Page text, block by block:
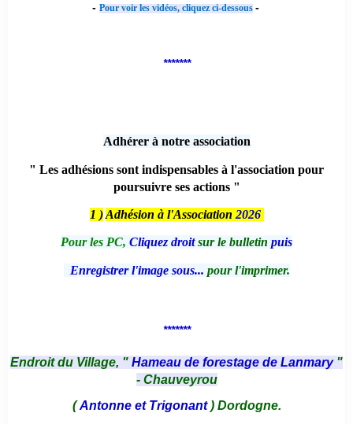
- Pour voir les vidéos, cliquez ci-dessous -
*******
Adhérer à notre association
" Les adhésions sont indispensables à l'association pour
poursuivre ses actions "
1 ) Adhésion à l'Association 2026
Pour les PC, Cliquez droitsur le bulletin puis
Enregistrer l'image sous... pour l'imprimer.
*******
Endroit du Village, " Hameau de forestage de Lanmary "
- Chauveyrou
(Antonne et Trigonant) Dordogne.